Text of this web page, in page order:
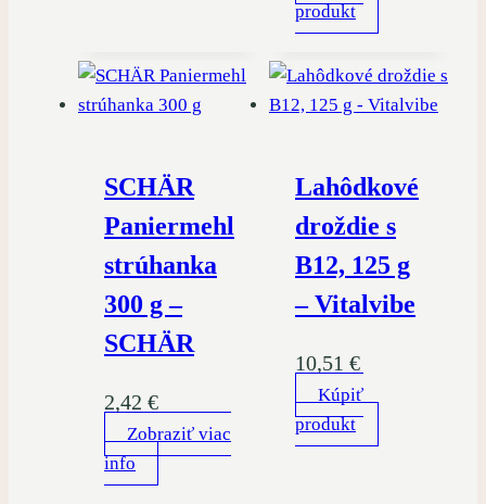
produkt
SCHÄR
Paniermehl
strúhanka
300 g –
SCHÄR
2,42 €
Zobraziť viac
info
Lahôdkové
droždie s
B12, 125 g
– Vitalvibe
10,51 €
Kúpiť
produkt